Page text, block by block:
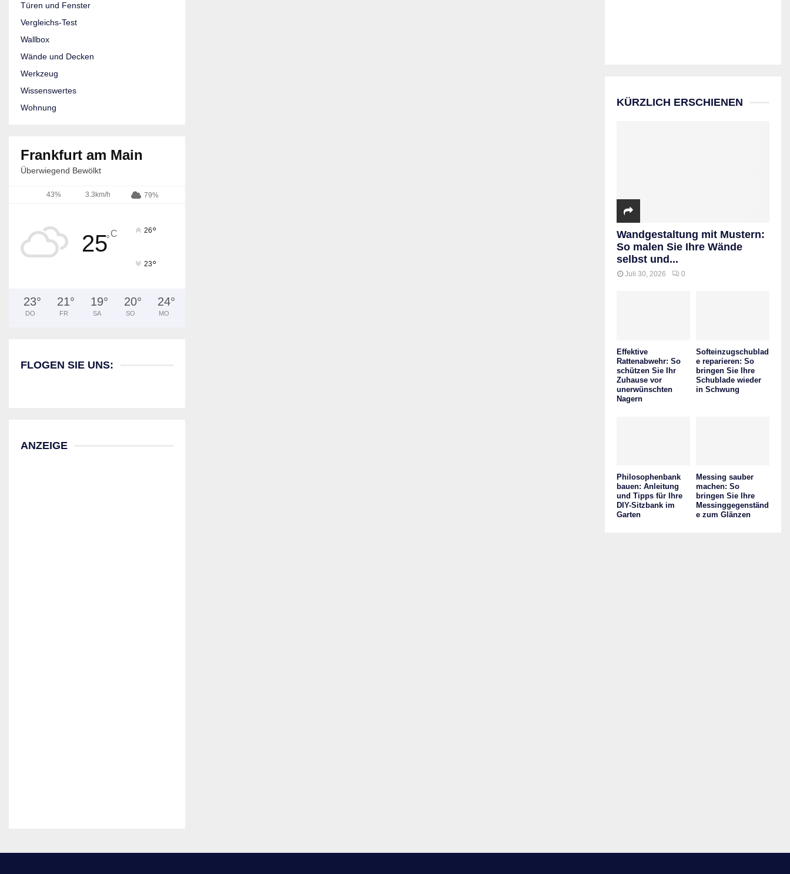
Türen und Fenster
Vergleichs-Test
Wallbox
Wände und Decken
Werkzeug
Wissenswertes
Wohnung
Frankfurt am Main
Überwiegend Bewölkt
43% 3.3km/h 79%
25°C 26°
23°
23°
DO
21°
FR
19°
SA
20°
SO
24°
MO
FLOGEN SIE UNS:
ANZEIGE
KÜRZLICH ERSCHIENEN
Wandgestaltung mit Mustern:
So malen Sie Ihre Wände
selbst und...
Juli 30, 2026 0
Effektive
Rattenabwehr: So
schützen Sie Ihr
Zuhause vor
unerwünschten
Nagern
Softeinzugschublad
e reparieren: So
bringen Sie Ihre
Schublade wieder
in Schwung
Philosophenbank
bauen: Anleitung
und Tipps für Ihre
DIY-Sitzbank im
Garten
Messing sauber
machen: So
bringen Sie Ihre
Messinggegenständ
e zum Glänzen